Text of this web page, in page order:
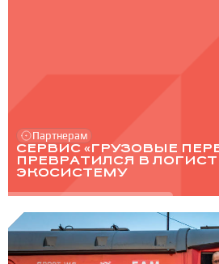
Партнерам
СЕРВИС «ГРУЗОВЫЕ
ПРЕВРАТИЛСЯ В
ЭКОСИСТЕМУ